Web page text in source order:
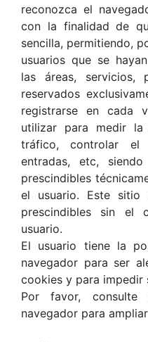
reconozca el
con la finalidad de
sencilla, permitiendo,
usuarios que se
las áreas, servicios,
reservados
registrarse en cada
utilizar para medir la
tráfico, controlar
entradas, etc,
prescindibles
el usuario. Este sitio
prescindibles sin el
usuario.
El usuario tiene la
navegador para ser
cookies y para impedir
Por favor, consulte
navegador para